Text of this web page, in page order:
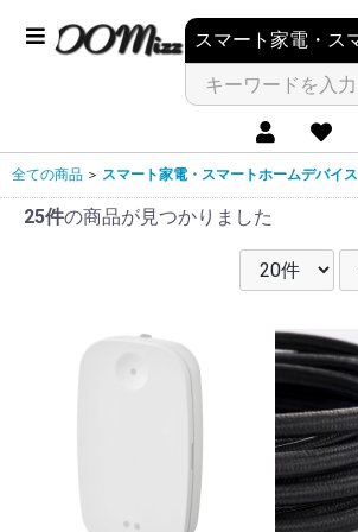
全ての商品 ＞ スマート家電・スマートホームデバイス
25件の商品が見つかりました